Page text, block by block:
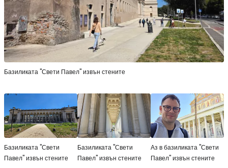
Базиликата "Свети Павел" извън стените
Базиликата "Свети
Павел" извън стените
Базиликата "Свети
Павел" извън стените
Аз в базиликата "Свети
Павел" извън стените